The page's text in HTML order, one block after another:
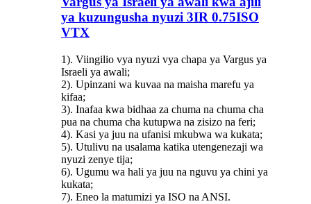
ya kuzungusha nyuzi 3IR 0.75ISO
VTX
1). Viingilio vya nyuzi vya chapa ya Vargus ya
Israeli ya awali;
2). Upinzani wa kuvaa na maisha marefu ya
kifaa;
3). Inafaa kwa bidhaa za chuma na chuma cha
pua na chuma cha kutupwa na zisizo na feri;
4). Kasi ya juu na ufanisi mkubwa wa kukata;
5). Utulivu na usalama katika utengenezaji wa
nyuzi zenye tija;
6). Ugumu wa hali ya juu na nguvu ya chini ya
kukata;
7). Eneo la matumizi ya ISO na ANSI.